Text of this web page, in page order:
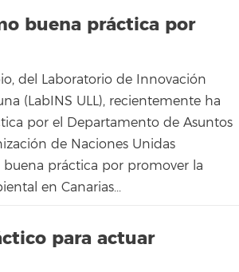
buena práctica por
del Laboratorio de Innovación
(LabINS ULL), recientemente ha
por el Departamento de Asuntos
de Naciones Unidas
buena práctica por promover la
en Canarias...
para actuar